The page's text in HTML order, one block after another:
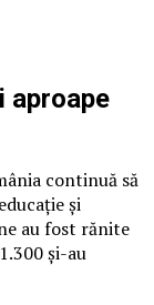
aproape
continuă să
și
au fost rănite
și-au